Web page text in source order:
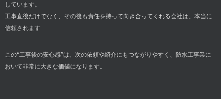
しています。
工事直後だけでなく、その後も責任を持って向き合ってくれる会社は、本当に
信頼されます
この“工事後の安心感”は、次の依頼や紹介にもつながりやすく、防水工事業に
おいて非常に大きな価値になります。